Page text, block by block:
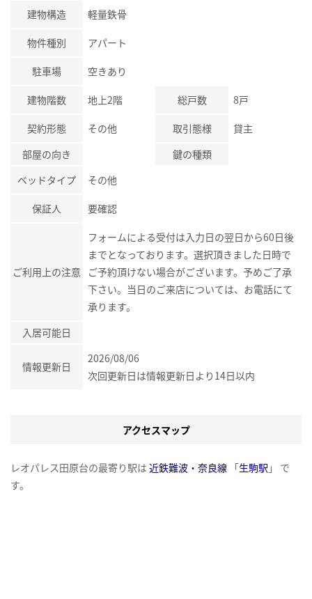
建物構造 軽量鉄骨
物件種別 アパート
駐車場 空きあり
建物階数 地上2階 総戸数 8戸
契約形態 その他 取引態様
貸主
部屋の向き
鍵の種類
ベッドタイプ
その他
保証人 要確認
ご利用上の注意
フォームによる受付は入力日の翌日から60日後
までとなっております。選択頂きました日時で
ご予約頂けない場合がございます。予めご了承
下さい。当日のご来店については、お電話にて
承ります。
入居可能日
情報更新日
2026/08/06
次回更新日は情報更新日より14日以内
アクセスマップ
レオパレス田原台の最寄り駅は 近鉄難波・奈良線 「生駒駅 」 で
す。